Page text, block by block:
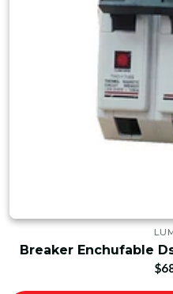
Breaker Enchufable